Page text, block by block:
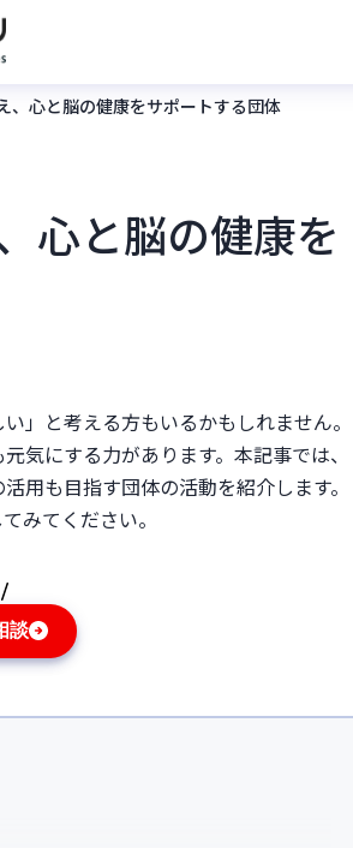
、心と脳の健康をサポートする団体
心と脳の健康を
」と考える方もいるかもしれません。
気にする力があります。本記事では、
用も目指す団体の活動を紹介します。
みてください。
談